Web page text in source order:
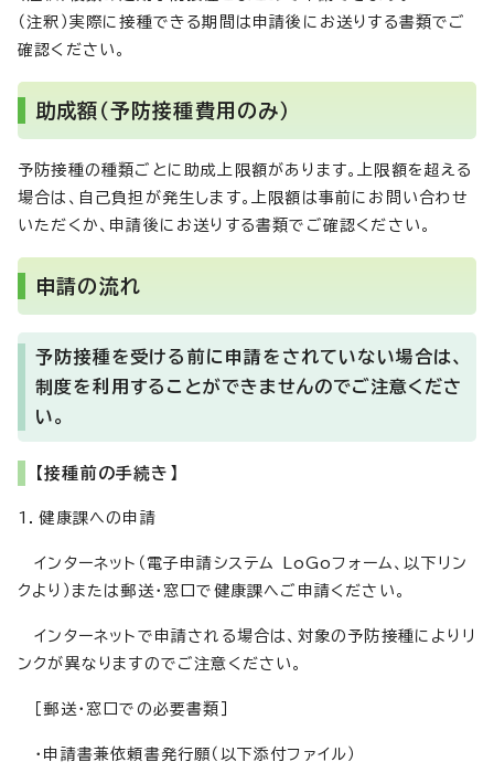
（注釈）実際に接種できる期間は申請後にお送りする書類でご
確認ください。
助成額（予防接種費用のみ）
予防接種の種類ごとに助成上限額があります。上限額を超える
場合は、自己負担が発生します。上限額は事前にお問い合わせ
いただくか、申請後にお送りする書類でご確認ください。
申請の流れ
予防接種を受ける前に申請をされていない場合は、
制度を利用することができませんのでご注意くださ
い。
【接種前の手続き】
1．健康課への申請
インターネット（電子申請システム LoGoフォーム、以下リン
クより）または郵送・窓口で健康課へご申請ください。
インターネットで申請される場合は、対象の予防接種によりリ
ンクが異なりますのでご注意ください。
［郵送・窓口での必要書類］
・申請書兼依頼書発行願（以下添付ファイル）